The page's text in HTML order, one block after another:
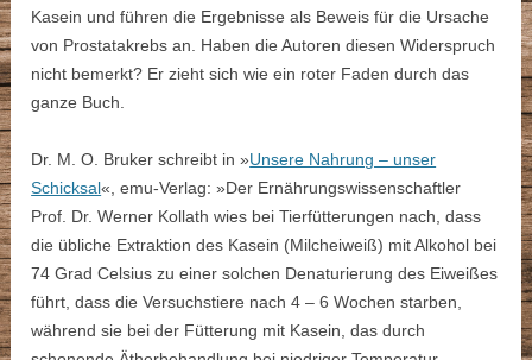
Kasein und führen die Ergebnisse als Beweis für die Ursache
von Prostatakrebs an. Haben die Autoren diesen Widerspruch
nicht bemerkt? Er zieht sich wie ein roter Faden durch das
ganze Buch.
Dr. M. O. Bruker schreibt in »Unsere Nahrung – unser
Schicksal«, emu-Verlag: »Der Ernährungswissenschaftler
Prof. Dr. Werner Kollath wies bei Tierfütterungen nach, dass
die übliche Extraktion des Kasein (Milcheiweiß) mit Alkohol bei
74 Grad Celsius zu einer solchen Denaturierung des Eiweißes
führt, dass die Versuchstiere nach 4 – 6 Wochen starben,
während sie bei der Fütterung mit Kasein, das durch